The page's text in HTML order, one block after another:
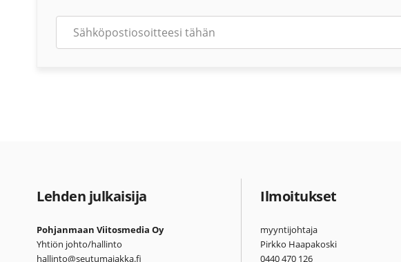
Lehden julkaisija
Pohjanmaan Viitosmedia Oy
Yhtiön johto/hallinto
hallinto@seutumajakka.fi
Ilmoitukset
myyntijohtaja
Pirkko Haapakoski
0440 470 126